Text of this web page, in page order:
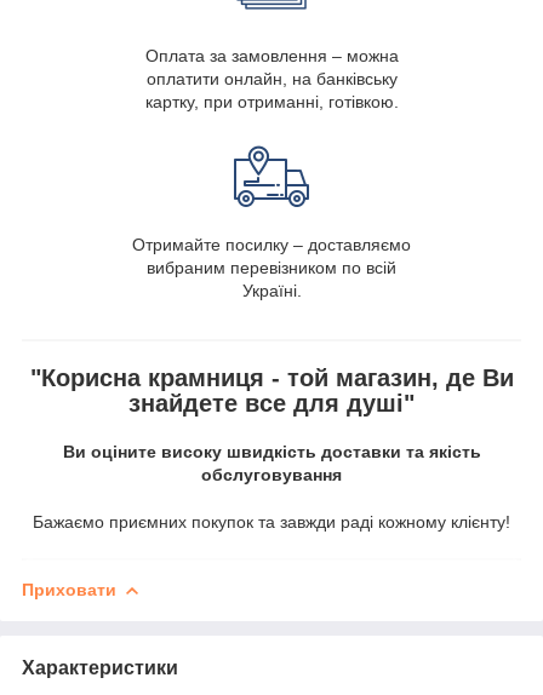
Оплата за замовлення – можна
оплатити онлайн, на банківську
картку, при отриманні, готівкою.
Отримайте посилку – доставляємо
вибраним перевізником по всій
Україні.
"Корисна крамниця - той магазин, де Ви
знайдете все для душі"
Ви оціните високу швидкість доставки та якість
обслуговування
Бажаємо приємних покупок та завжди раді кожному клієнту!
Приховати
Характеристики